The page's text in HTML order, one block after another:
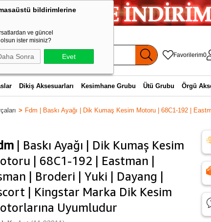
bildirimlerine
ve güncel
ister misiniz?
Sonra Evet Favorilerim0
Dikiş Aksesuarları Kesimhane Grubu Ütü Grubu Örgü
Fdm | Baskı Ayağı | Dik Kumaş Kesim Motoru | 68C1-192 |
| Baskı Ayağı | Dik Kumaş Kesim
| 68C1-192 | Eastman |
| Broderi | Yuki | Dayang |
| Kingstar Marka Dik Kesim
Uyumludur